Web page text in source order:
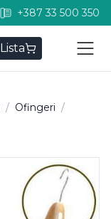
+387 33 500 350
Lista
/ Ofingeri /